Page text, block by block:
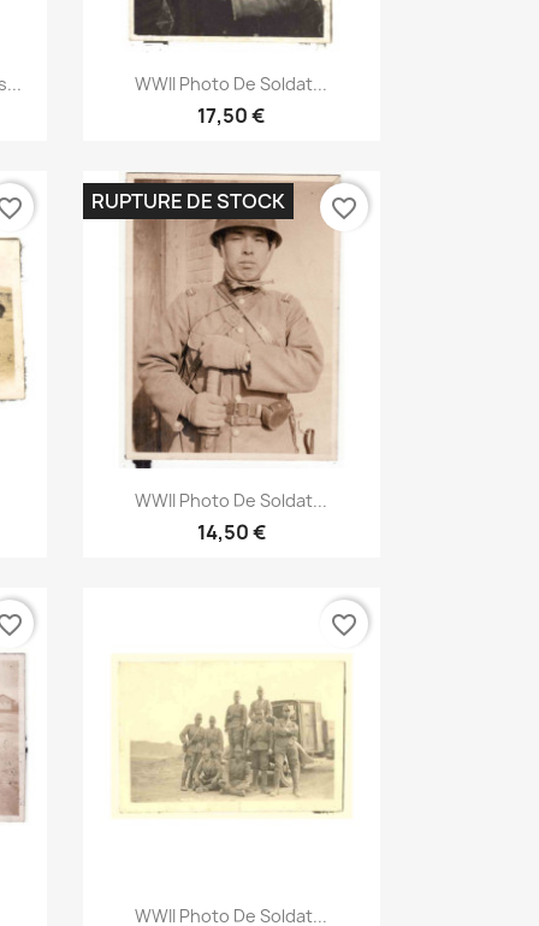
Aperçu rapide
WWII Photo De Soldat...
17,50 €
Aperçu rapide
WWII Photo De Soldat...
14,50 €
RUPTURE DE STOCK favorite_border
Aperçu rapide
WWII Photo De Soldat...
favorite_border